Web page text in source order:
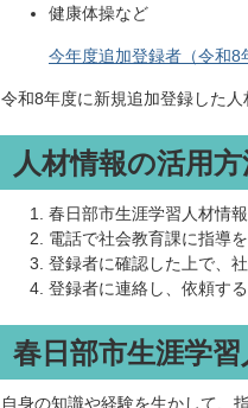
健康体操など
今年度追加登録者（令和
令和8年度に新規追加登録した⼈
人材情報の活用
春日部市生涯学習人材情
電話で社会教育課に指導
登録者に確認した上で、
登録者に連絡し、依頼す
春日部市生涯学
自身の知識や経験を生かして、